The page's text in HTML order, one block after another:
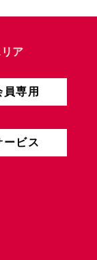
ア
専用
ービス